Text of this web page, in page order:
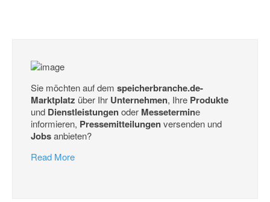
Sie möchten auf demspeicherbranche.de-
Marktplatz über Ihr Unternehmen, Ihre Produkte
und Dienstleistungenoder Messetermine
informieren, Pressemitteilungenversenden und
Jobsanbieten?
Read More